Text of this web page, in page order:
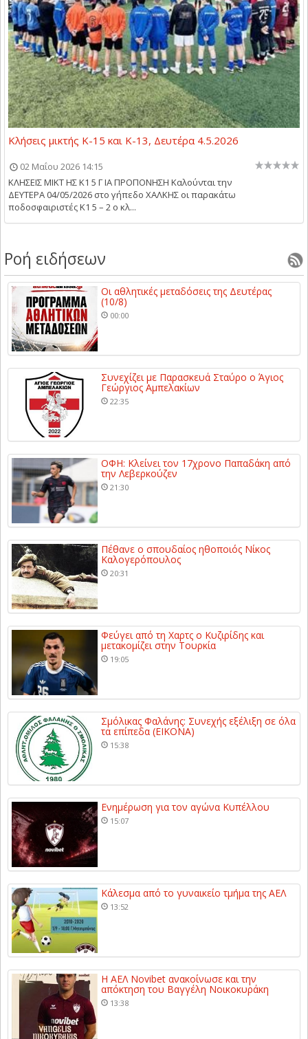
Κλήσεις μικτής Κ-15 και Κ-13, Δευτέρα 4.5.2026
02 Μαΐου 2026 14:15
ΚΛΗΣΕΙΣ ΜΙΚΤ ΗΣ Κ1 5 Γ ΙΑ ΠΡΟΠΟΝΗΣΗ Kαλούνται την
ΔΕΥΤΕΡΑ 04/05/2026 στο γήπεδο ΧΑΛΚΗΣ οι παρακάτω
ποδοσφαιριστές Κ1 5 – 2 ο κλ...
Ροή ειδήσεων
Οι αθλητικές μεταδόσεις της Δευτέρας
(10/8)
00:00
Συνεχίζει με Παρασκευά Σταύρο ο Άγιος
Γεώργιος Αμπελακίων
22:35
ΟΦΗ: Κλείνει τον 17χρονο Παπαδάκη από
την Λεβερκούζεν
21:30
Πέθανε ο σπουδαίος ηθοποιός Νίκος
Καλογερόπουλος
20:31
Φεύγει από τη Χαρτς ο Κυζιρίδης και
μετακομίζει στην Τουρκία
19:05
Σμόλικας Φαλάνης: Συνεχής εξέλιξη σε όλα
τα επίπεδα (ΕΙΚΟΝΑ)
15:38
Ενημέρωση για τον αγώνα Κυπέλλου
15:07
Κάλεσμα από το γυναικείο τμήμα της ΑΕΛ
13:52
Η ΑΕΛ Novibet ανακοίνωσε και την
απόκτηση του Βαγγέλη Νοικοκυράκη
13:38